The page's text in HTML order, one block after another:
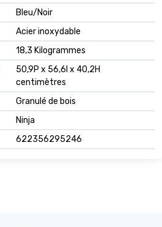
Bleu/Noir
Acier inoxydable
18,3 Kilogrammes
50,9P x 56,6l x 40,2H
centimètres
Granulé de bois
Ninja
622356295246